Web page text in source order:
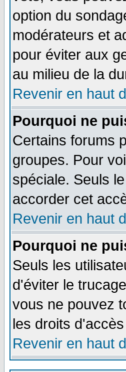
option du
modérateurs et
pour éviter aux
au milieu de la
Revenir en haut
Pourquoi ne
Certains forums
groupes. Pour
spéciale. Seuls
accorder cet
Revenir en haut
Pourquoi ne
Seuls les
d'éviter le
vous ne pouvez
les droits
Revenir en haut